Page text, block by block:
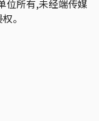
位所有,未经端传媒
。